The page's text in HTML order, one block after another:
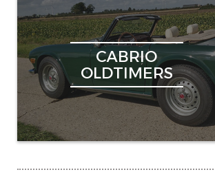
CABRIO
OLDTIMERS